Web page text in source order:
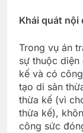
Khái quát nội
Trong vụ án
sự thuộc
kế và có
tạo di sản
thừa kế (vì
thừa kế),
công sức